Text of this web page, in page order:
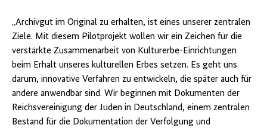
„Archivgut im Original zu erhalten, ist eines unserer zentralen
Ziele. Mit diesem Pilotprojekt wollen wir ein Zeichen für die
verstärkte Zusammenarbeit von Kulturerbe-Einrichtungen
beim Erhalt unseres kulturellen Erbes setzen. Es geht uns
darum, innovative Verfahren zu entwickeln, die später auch für
andere anwendbar sind. Wir beginnen mit Dokumenten der
Reichsvereinigung der Juden in Deutschland, einem zentralen
Bestand für die Dokumentation der Verfolgung und